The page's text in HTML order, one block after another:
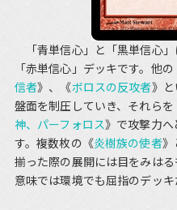
「青単信心」と「黒単信心
「赤単信心」デッキです。他
信者》、《ボロスの反攻者》
盤面を制圧していき、それらを
神、パーフォロス》で攻撃力
す。複数枚の《炎樹族の使者》
揃った際の展開には目をみは
意味では環境でも屈指のデッキ